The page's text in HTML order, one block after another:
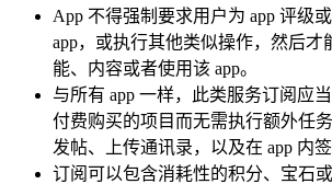
App 不得强制要求用户为 app 评级
app，或执行其他类似操作，然后才
能、内容或者使用该 app。
与所有 app 一样，此类服务订阅应
付费购买的项目而无需执行额外任
发帖、上传通讯录，以及在 app 内
订阅可以包含消耗性的积分、宝石